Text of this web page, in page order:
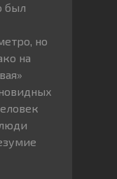
был
но
на